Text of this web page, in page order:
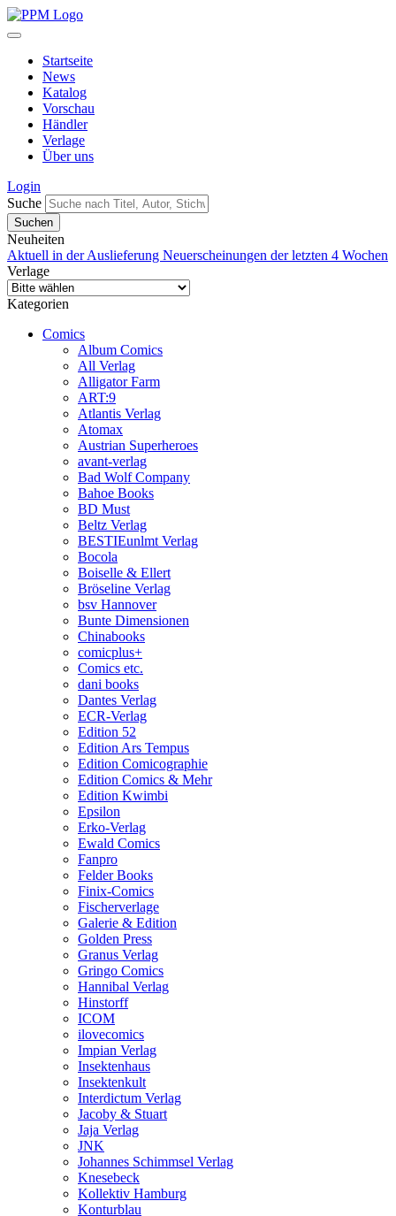
Startseite
News
Katalog
Vorschau
Händler
Verlage
Über uns
Login
Suche
Neuheiten
Aktuell in der Auslieferung Neuerscheinungen der letzten 4 Wochen
Verlage
Kategorien
Comics
Album Comics
All Verlag
Alligator Farm
ART:9
Atlantis Verlag
Atomax
Austrian Superheroes
avant-verlag
Bad Wolf Company
Bahoe Books
BD Must
Beltz Verlag
BESTIEunlmt Verlag
Bocola
Boiselle & Ellert
Bröseline Verlag
bsv Hannover
Bunte Dimensionen
Chinabooks
comicplus+
Comics etc.
dani books
Dantes Verlag
ECR-Verlag
Edition 52
Edition Ars Tempus
Edition Comicographie
Edition Comics & Mehr
Edition Kwimbi
Epsilon
Erko-Verlag
Ewald Comics
Fanpro
Felder Books
Finix-Comics
Fischerverlage
Galerie & Edition
Golden Press
Granus Verlag
Gringo Comics
Hannibal Verlag
Hinstorff
ICOM
ilovecomics
Impian Verlag
Insektenhaus
Insektenkult
Interdictum Verlag
Jacoby & Stuart
Jaja Verlag
JNK
Johannes Schimmsel Verlag
Knesebeck
Kollektiv Hamburg
Konturblau